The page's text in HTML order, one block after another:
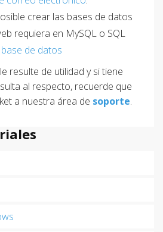
crear las bases de datos
requiera en MySQL o SQL
de datos
resulte de utilidad y si tiene
al respecto, recuerde que
a nuestra área de soporte.